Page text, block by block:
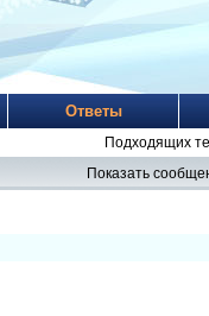
Ответы
Подходящих
Показать